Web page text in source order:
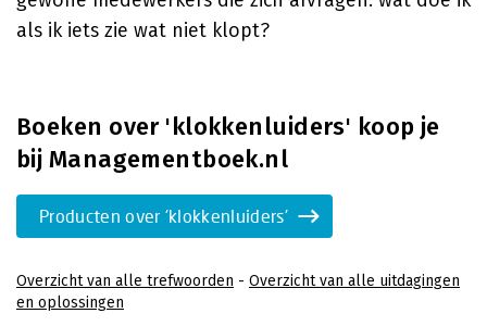
als ik iets zie wat niet klopt?
Boeken over 'klokkenluiders' koop je
bij Managementboek.nl
Producten over 'klokkenluiders'
Overzicht van alle trefwoorden - Overzicht van alle uitdagingen
en oplossingen